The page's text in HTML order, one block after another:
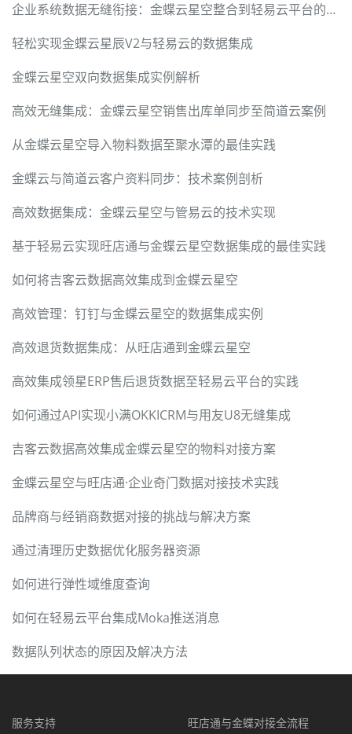
企业系统数据无缝衔接：金蝶云星空整合到轻易云平台的技术实现
轻松实现金蝶云星辰V2与轻易云的数据集成
金蝶云星空双向数据集成实例解析
高效无缝集成：金蝶云星空销售出库单同步至简道云案例
从金蝶云星空导入物料数据至聚水潭的最佳实践
金蝶云与简道云客户资料同步：技术案例剖析
高效数据集成：金蝶云星空与管易云的技术实现
基于轻易云实现旺店通与金蝶云星空数据集成的最佳实践
如何将吉客云数据高效集成到金蝶云星空
高效管理：钉钉与金蝶云星空的数据集成实例
高效退货数据集成：从旺店通到金蝶云星空
高效集成领星ERP售后退货数据至轻易云平台的实践
如何通过API实现小满OKKICRM与用友U8无缝集成
吉客云数据高效集成金蝶云星空的物料对接方案
金蝶云星空与旺店通·企业奇门数据对接技术实践
品牌商与经销商数据对接的挑战与解决方案
通过清理历史数据优化服务器资源
如何进行弹性域维度查询
如何在轻易云平台集成Moka推送消息
数据队列状态的原因及解决方法
服务支持
旺店通与金蝶对接全流程